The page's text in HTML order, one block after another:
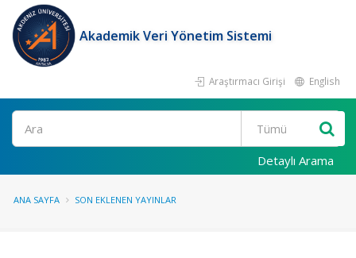
Akademik Veri Yönetim Sistemi
Araştırmacı Girişi English
Ara
Detaylı Arama
ANA SAYFA SON EKLENEN YAYINLAR